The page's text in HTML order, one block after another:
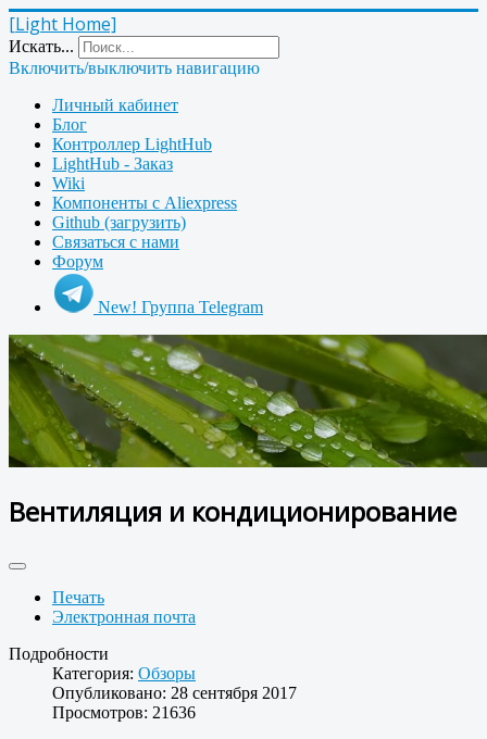
[Light Home]
Искать...
Включить/выключить навигацию
Личный кабинет
Блог
Контроллер LightHub
LightHub - Заказ
Wiki
Компоненты с Aliexpress
Github (загрузить)
Связаться с нами
Форум
New! Группа Telegram
Вентиляция и кондиционирование
Печать
Электронная почта
Подробности
Категория: Обзоры
Опубликовано: 28 сентября 2017
Просмотров: 21636